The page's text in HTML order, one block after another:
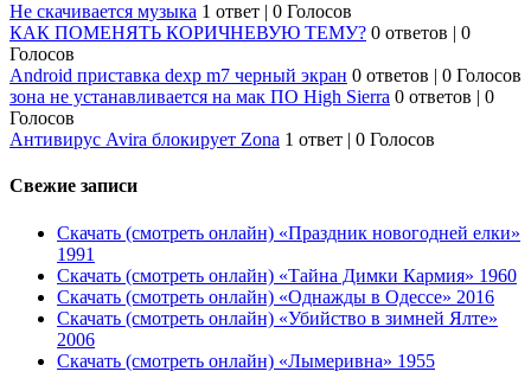
Не скачивается музыка 1 ответ | 0 Голосов
КАК ПОМЕНЯТЬ КОРИЧНЕВУЮ ТЕМУ? 0 ответов | 0
Голосов
Android приставка dexp m7 черный экран 0 ответов | 0 Голосов
зона не устанавливается на мак ПО High Sierra 0 ответов | 0
Голосов
Антивирус Avira блокирует Zona 1 ответ | 0 Голосов
Свежие записи
Скачать (смотреть онлайн) «Праздник новогодней елки»
1991
Скачать (смотреть онлайн) «Тайна Димки Кармия» 1960
Скачать (смотреть онлайн) «Однажды в Одессе» 2016
Скачать (смотреть онлайн) «Убийство в зимней Ялте»
2006
Скачать (смотреть онлайн) «Лымеривна» 1955